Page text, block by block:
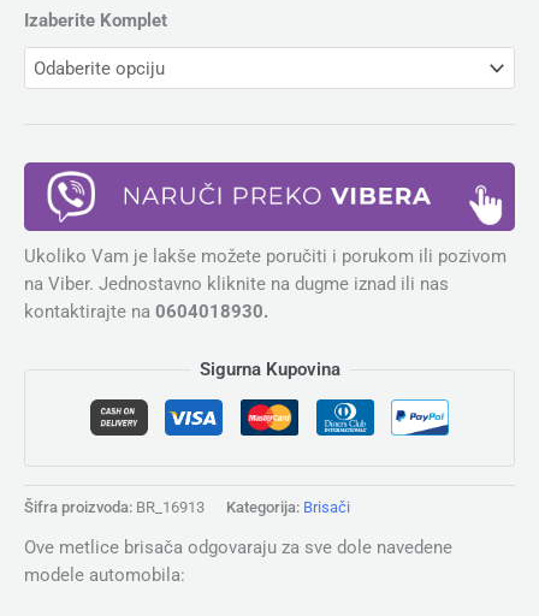
Izaberite Komplet
Ukoliko Vam je lakše možete poručiti i porukom ili pozivom
na Viber. Jednostavno kliknite na dugme iznad ili nas
kontaktirajte na 0604018930.
Sigurna Kupovina
Šifra proizvoda: BR_16913 Kategorija: Brisači
Ove metlice brisača odgovaraju za sve dole navedene
modele automobila: